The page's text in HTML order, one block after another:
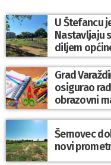
U Štefancu
Nastavljaju
diljem
Grad
osigurao
obrazovni
Šemovec
novi